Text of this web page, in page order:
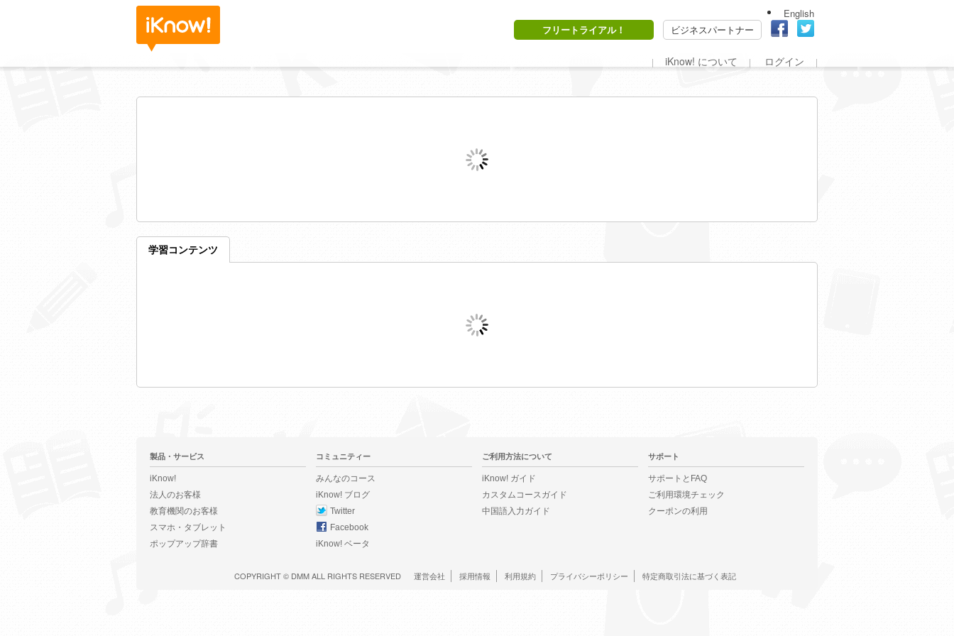
English
フリートライアル！
ビジネスパートナー
iKnow! について ログイン
学習コンテンツ
製品・サービス
iKnow!
法人のお客様
教育機関のお客様
スマホ・タブレット
ポップアップ辞書
コミュニティー
みんなのコース
iKnow! ブログ
Twitter
Facebook
iKnow! ベータ
ご利用方法について
iKnow! ガイド
カスタムコースガイド
中国語入力ガイド
サポート
サポートとFAQ
ご利用環境チェック
クーポンの利用
COPYRIGHT © DMMALL RIGHTS RESERVED 運営会社 採用情報 利用規約 プライバシーポリシー 特定商取引法に基づく表記